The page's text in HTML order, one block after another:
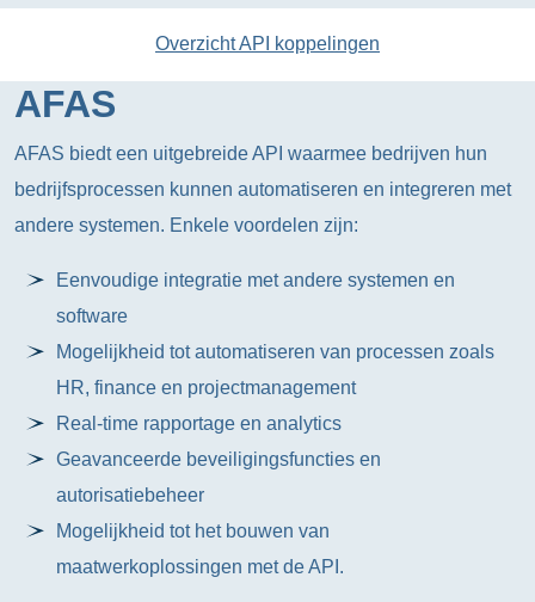
Overzicht API koppelingen
AFAS
AFAS biedt een uitgebreide API waarmee bedrijven hun
bedrijfsprocessen kunnen automatiseren en integreren met
andere systemen. Enkele voordelen zijn:
Eenvoudige integratie met andere systemen en
software
Mogelijkheid tot automatiseren van processen zoals
HR, finance en projectmanagement
Real-time rapportage en analytics
Geavanceerde beveiligingsfuncties en
autorisatiebeheer
Mogelijkheid tot het bouwen van
maatwerkoplossingen met de API.